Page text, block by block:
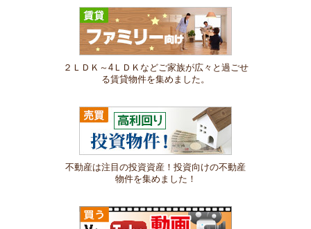
２ＬＤＫ～4ＬＤＫなどご家族が広々と過ごせ
る賃貸物件を集めました。
不動産は注目の投資資産！投資向けの不動産
物件を集めました！